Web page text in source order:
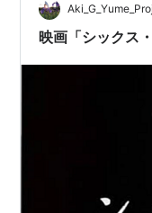
映画「シックス